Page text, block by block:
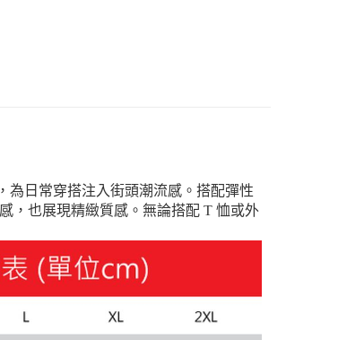
為日常穿搭注入街頭潮流感。搭配彈性
，也展現精緻質感。無論搭配 T 恤或外